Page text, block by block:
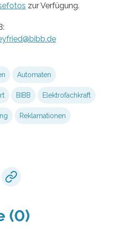
zur Verfügung.
Automaten
BIBB Elektrofachkraft
Reklamationen
(0)